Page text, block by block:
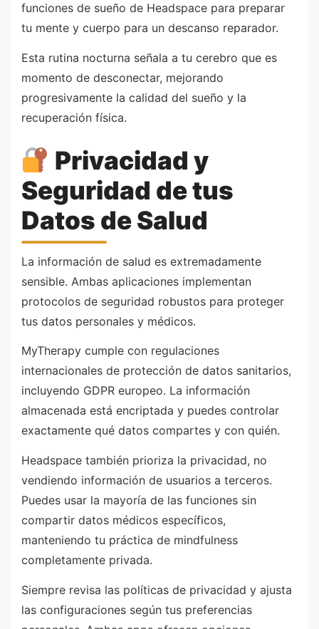
funciones de sueño de Headspace para preparar
tu mente y cuerpo para un descanso reparador.
Esta rutina nocturna señala a tu cerebro que es
momento de desconectar, mejorando
progresivamente la calidad del sueño y la
recuperación física.
Privacidad y
Seguridad de tus
Datos de Salud
La información de salud es extremadamente
sensible. Ambas aplicaciones implementan
protocolos de seguridad robustos para proteger
tus datos personales y médicos.
MyTherapy cumple con regulaciones
internacionales de protección de datos sanitarios,
incluyendo GDPR europeo. La información
almacenada está encriptada y puedes controlar
exactamente qué datos compartes y con quién.
Headspace también prioriza la privacidad, no
vendiendo información de usuarios a terceros.
Puedes usar la mayoría de las funciones sin
compartir datos médicos específicos,
manteniendo tu práctica de mindfulness
completamente privada.
Siempre revisa las políticas de privacidad y ajusta
las configuraciones según tus preferencias